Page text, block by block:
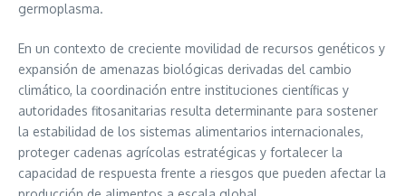
germoplasma.
En un contexto de creciente movilidad de recursos genéticos y
expansión de amenazas biológicas derivadas del cambio
climático, la coordinación entre instituciones científicas y
autoridades fitosanitarias resulta determinante para sostener
la estabilidad de los sistemas alimentarios internacionales,
proteger cadenas agrícolas estratégicas y fortalecer la
capacidad de respuesta frente a riesgos que pueden afectar la